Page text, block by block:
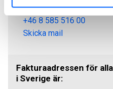
+46 8 585 516 00
Skicka mail
Fakturaadressen för
i Sverige är: